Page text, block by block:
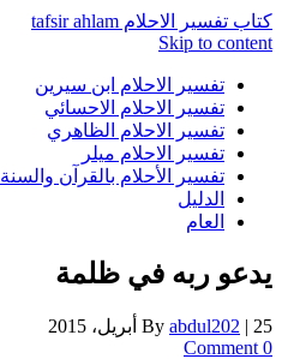
كتاب تفسير الاحلام tafsir ahlam
Skip to content
تفسير الاحلام ابن سيرين
تفسير الاحلام الاحسائي
تفسير الاحلام الظاهري
تفسير الاحلام ميلر
تفسير الأحلام بالقرآن والسنة tafsir ahlam
الدليل
العام
يدعو ربه في ظلمة
By abdul202 | 25 أبريل، 2015
0 Comment